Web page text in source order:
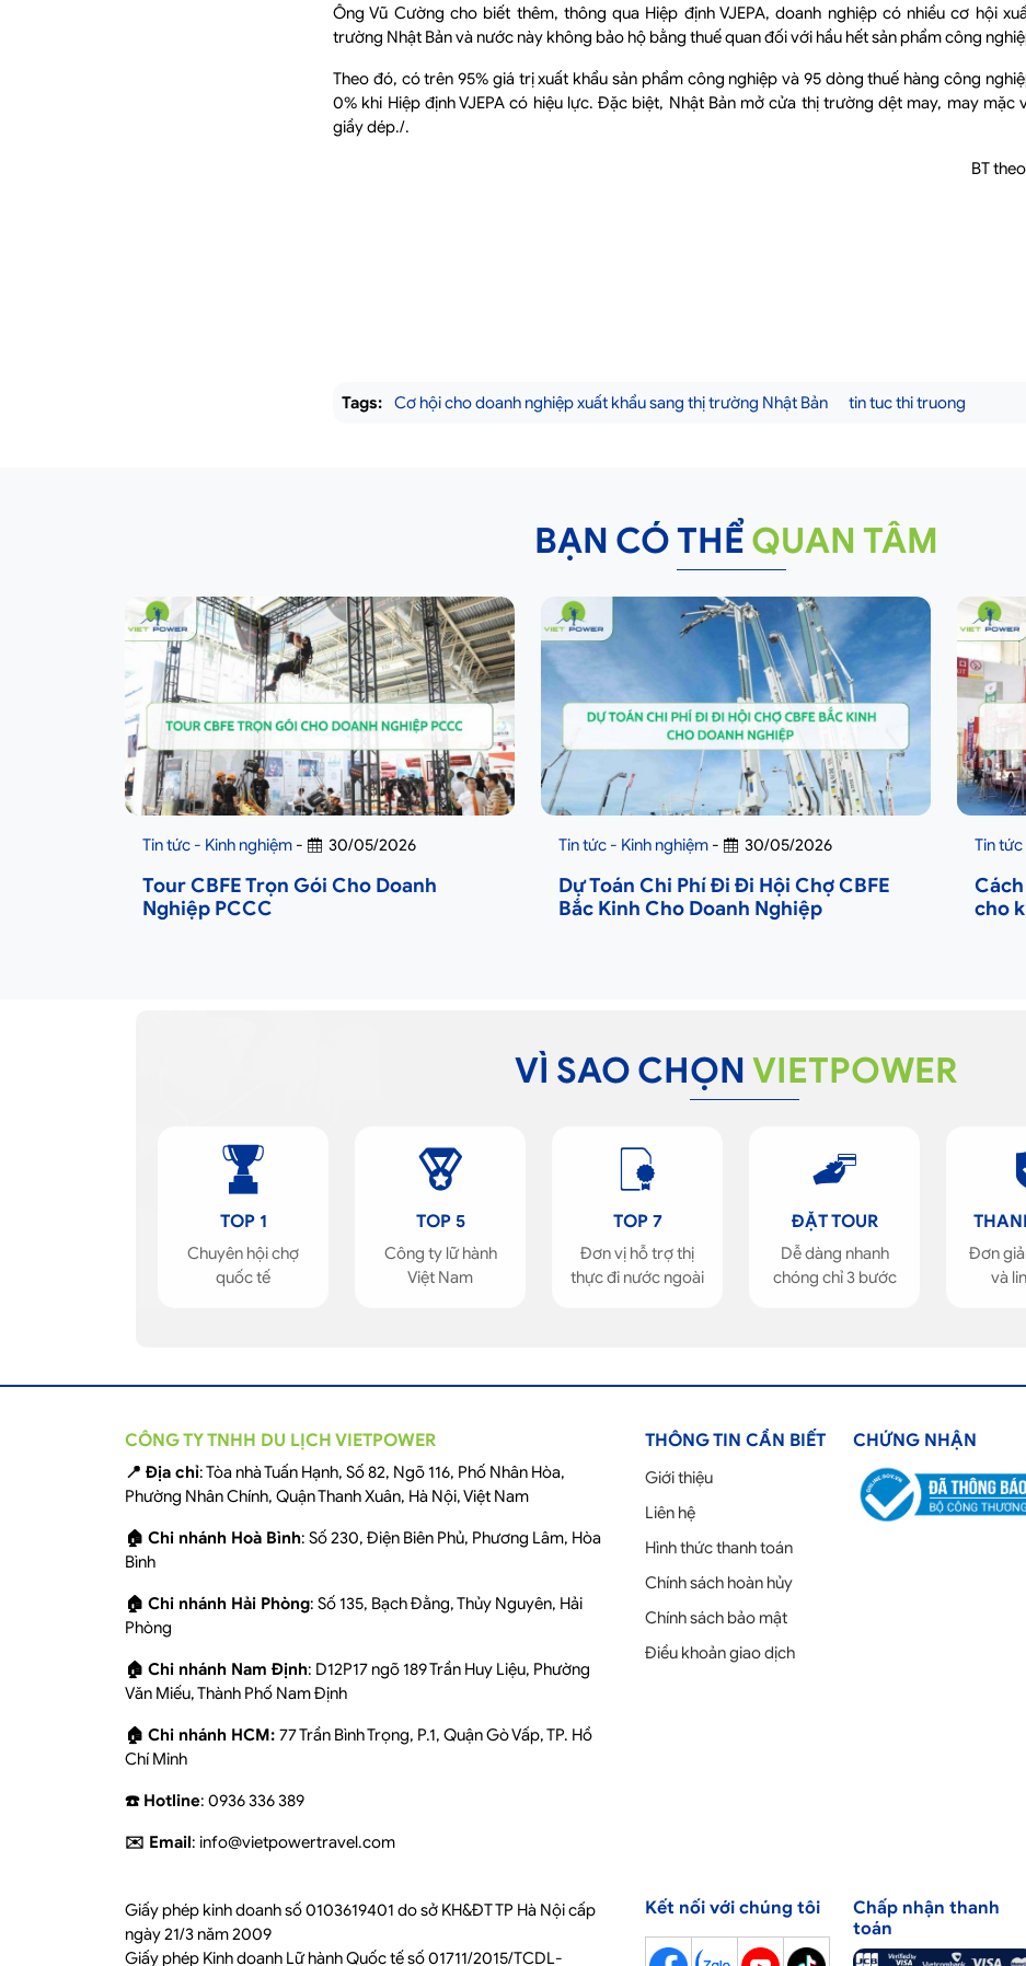
Ông Vũ Cường cho biết thêm, thông qua Hiệp định VJEPA, doanh nghiệp có nhiều cơ hội
trường Nhật Bản và nước này không bảo hộ bằng thuế quan đối với hầu hết sản phẩm công
Theo đó, có trên 95% giá trị xuất khẩu sản phẩm công nghiệp và 95 dòng thuế hàng công
0% khi Hiệp định VJEPA có hiệu lực. Đặc biệt, Nhật Bản mở cửa thị trường dệt may, may mặc
giầy dép./.
BT
Tags: Cơ hội cho doanh nghiệp xuất khẩu sang thị trường Nhật Bản tin tuc thi truong
BẠN CÓ THỂ QUAN TÂM
Tin tức - Kinh nghiệm - 30/05/2026
Tour CBFE Trọn Gói Cho Doanh
Nghiệp PCCC
Tin tức - Kinh nghiệm - 30/05/2026
Dự Toán Chi Phí Đi Đi Hội Chợ CBFE
Bắc Kinh Cho Doanh Nghiệp
Tin
cho
VÌ SAO CHỌN VIETPOWER
TOP 1
Chuyên hội chợ
quốc tế
TOP 5
Công ty lữ hành
Việt Nam
TOP 7
Đơn vị hỗ trợ thị
thực đi nước ngoài
ĐẶT TOUR
Dễ dàng nhanh
chóng chỉ 3 bước
Đơn
và
CÔNG TY TNHH DU LỊCH VIETPOWER
📍 Địa chỉ: Tòa nhà Tuấn Hạnh, Số 82, Ngõ 116, Phố Nhân Hòa,
Phường Nhân Chính, Quận Thanh Xuân, Hà Nội, Việt Nam
🏠 Chi nhánh Hoà Bình: Số 230, Điện Biên Phủ, Phương Lâm, Hòa
Bình
🏠 Chi nhánh Hải Phòng: Số 135, Bạch Đằng, Thủy Nguyên, Hải
Phòng
🏠 Chi nhánh Nam Định: D12P17 ngõ 189 Trần Huy Liệu, Phường
Văn Miếu, Thành Phố Nam Định
🏠 Chi nhánh HCM: 77 Trần Bình Trọng, P.1, Quận Gò Vấp, TP. Hồ
Chí Minh
☎️ Hotline: 0936 336 389
✉️ Email: info@vietpowertravel.com
THÔNG TIN CẦN BIẾT
Giới thiệu
Liên hệ
Hình thức thanh toán
Chính sách hoàn hủy
Chính sách bảo mật
Điều khoản giao dịch
CHỨNG NHẬN
Giấy phép kinh doanh số 0103619401 do sở KH&ĐT TP Hà Nội cấp
ngày 21/3 năm 2009
Giấy phép Kinh doanh Lữ hành Quốc tế số 01711/2015/TCDL-
Kết nối với chúng tôi
Chấp nhận thanh
toán